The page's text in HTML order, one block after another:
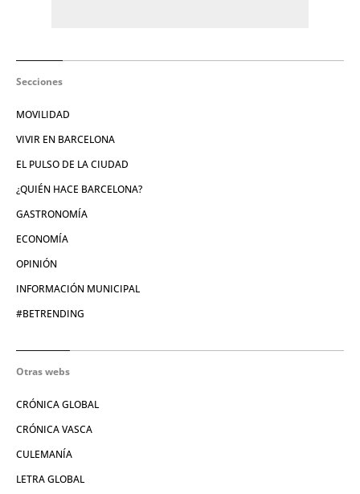
Secciones
MOVILIDAD
VIVIR EN BARCELONA
EL PULSO DE LA CIUDAD
¿QUIÉN HACE BARCELONA?
GASTRONOMÍA
ECONOMÍA
OPINIÓN
INFORMACIÓN MUNICIPAL
#BETRENDING
Otras webs
CRÓNICA GLOBAL
CRÓNICA VASCA
CULEMANÍA
LETRA GLOBAL